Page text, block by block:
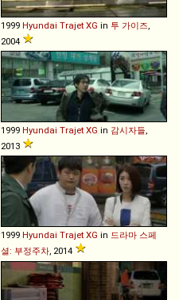
1999 Hyundai Trajet XG in 투 가이즈,
2004
1999 Hyundai Trajet XG in 감시자들,
2013
1999 Hyundai Trajet XG in 드라마 스페
셜: 부정주차, 2014